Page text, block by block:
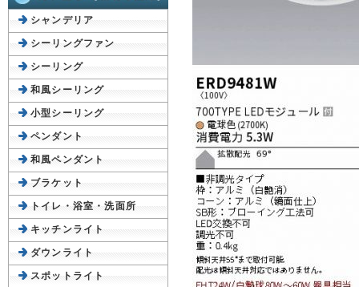
シャンデリア
シーリングファン
シーリング
和風シーリング
小型シーリング
ペンダント
和風ペンダント
ブラケット
トイレ・浴室・洗面所
キッチンライト
ダウンライト
スポットライト